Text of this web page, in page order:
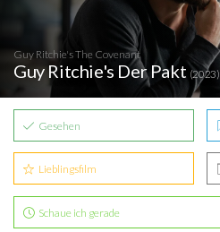
Guy Ritchie's The Covenant
Guy Ritchie's Der Pakt(2023)
Gesehen
Lieblingsfilm
Schaue ich gerade